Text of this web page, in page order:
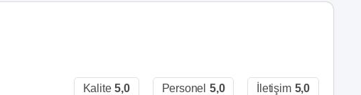
Kalite 5,0 Personel 5,0 İletişim 5,0